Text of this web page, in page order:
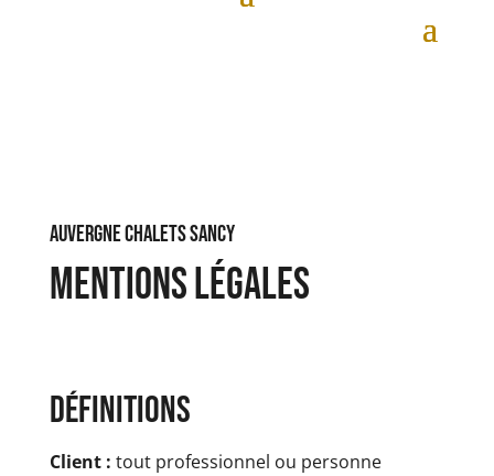
Auvergne chalets sancy
Mentions légales
Définitions
Client : tout professionnel ou personne